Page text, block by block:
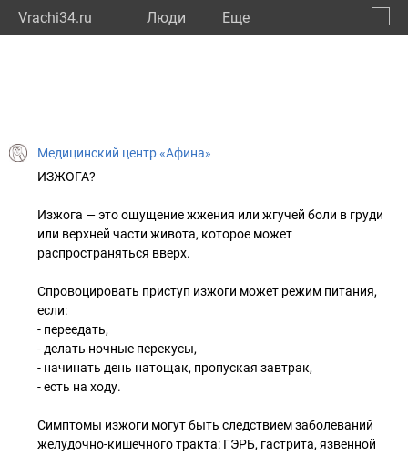
Vrachi34.ru Люди Eще
Медицинский центр «Афина»
ИЗЖОГА?
Изжога — это ощущение жжения или жгучей боли в груди
или верхней части живота, которое может
распространяться вверх.
Спровоцировать приступ изжоги может режим питания,
если:
- переедать,
- делать ночные перекусы,
- начинать день натощак, пропуская завтрак,
- есть на ходу.
Cимптомы изжоги могут быть следствием заболеваний
желудочно-кишечного тракта: ГЭРБ, гастрита, язвенной